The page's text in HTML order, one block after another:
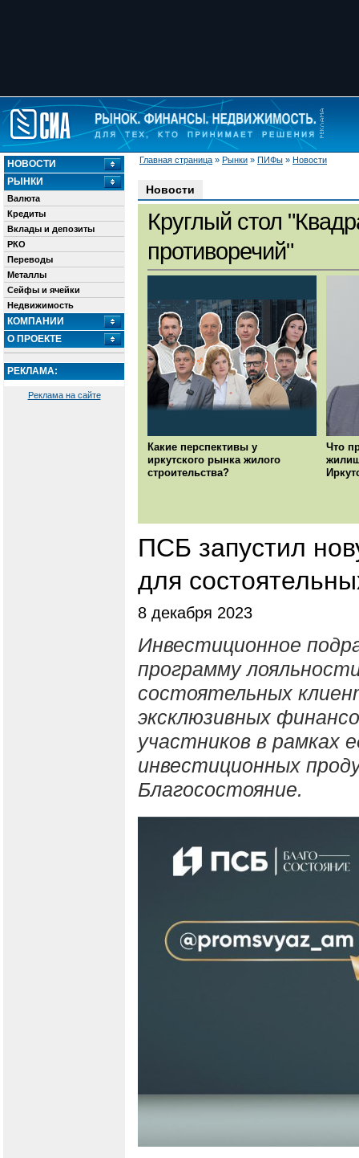
Главная страница » Рынки » ПИФы » Новости
НОВОСТИ
РЫНКИ
Валюта
Кредиты
Вклады и депозиты
РКО
Переводы
Металлы
Сейфы и ячейки
Недвижимость
КОМПАНИИ
О ПРОЕКТЕ
РЕКЛАМА:
Реклама на сайте
Новости
Круглый стол
противоречий"
Какие перспективы у
иркутского рынка жилого
строительства?
Что
ПСБ запустил
для
8 декабря 2023
Инвестиционное
программу
состоятельных
эксклюзивных
участников в рамках
инвестиционных
Благосостояние.